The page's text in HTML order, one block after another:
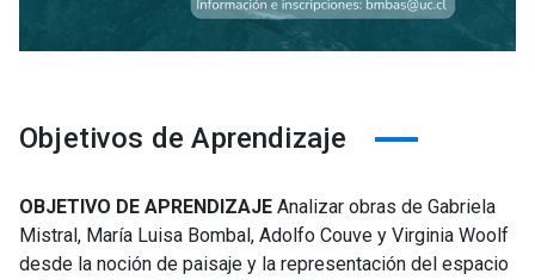
Objetivos de Aprendizaje
OBJETIVO DE APRENDIZAJE Analizar obras de Gabriela
Mistral, María Luisa Bombal, Adolfo Couve y Virginia Woolf
desde la noción de paisaje y la representación del espacio